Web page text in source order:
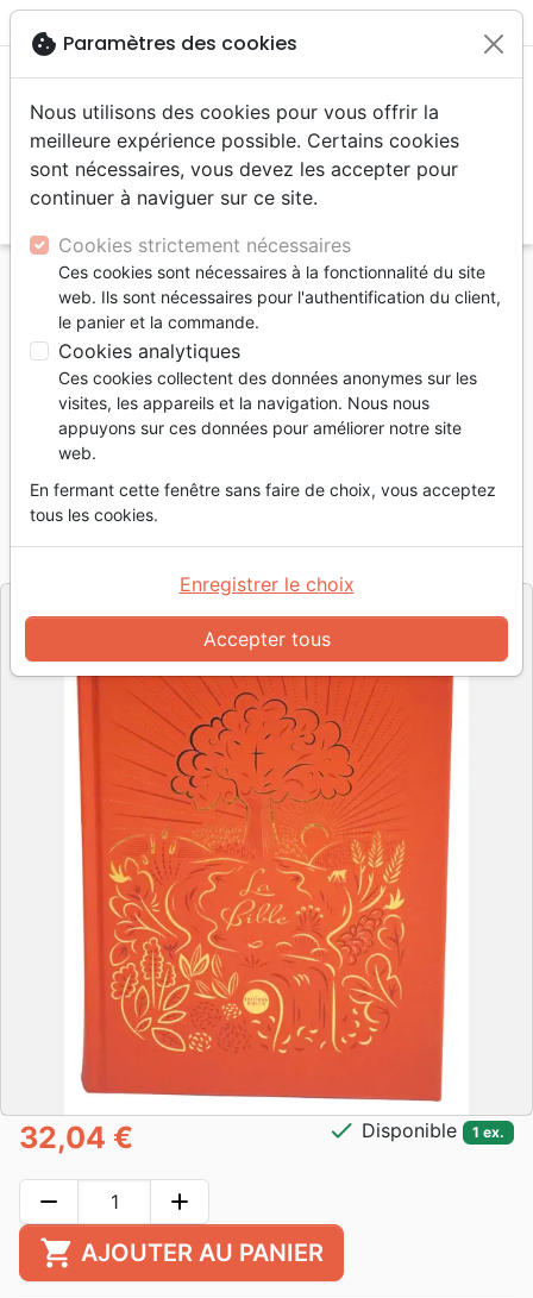
menu
Accueil Bibles
Bibles standard
Bible Nouvelle Français Courant - couverture rigide
illustrée, avec deutérocanoniques, tranche terracotta
Bible Nouvelle Français Courant
couverture rigide illustrée, avec
deutérocanoniques, tranche terracotta
Version :Nouvelle Français Courant
32,04 € check Disponible 1 ex.
remove add
shopping_cart AJOUTER AU PANIER
cookie Paramètres des cookies
Nous utilisons des cookies pour vous offrir la
meilleure expérience possible. Certains cookies
sont nécessaires, vous devez les accepter pour
continuer à naviguer sur ce site.
Cookies strictement nécessaires
Ces cookies sont nécessaires à la fonctionnalité du site
web. Ils sont nécessaires pour l'authentification du client,
le panier et la commande.
Cookies analytiques
Ces cookies collectent des données anonymes sur les
visites, les appareils et la navigation. Nous nous
appuyons sur ces données pour améliorer notre site
web.
En fermant cette fenêtre sans faire de choix, vous acceptez
tous les cookies.
Accepter tous
Enregistrer le choix